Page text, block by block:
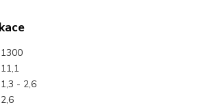
1300
11,1
1,3 - 2,6
2,6